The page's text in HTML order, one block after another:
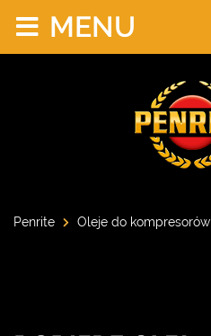
MENU
Penrite Oleje do kompresorów